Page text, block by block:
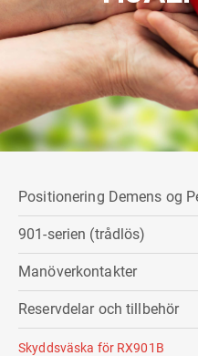
Positionering Demens og
901-serien (trådlös)
Manöverkontakter
Reservdelar och tillbehör
Skyddsväska för RX901B